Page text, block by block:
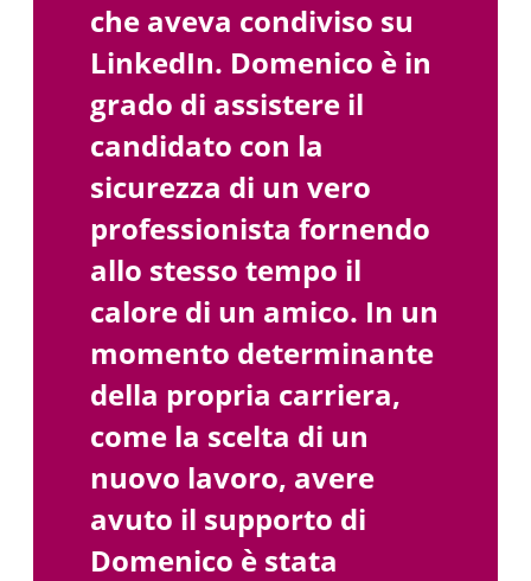
che aveva condiviso su
LinkedIn. Domenico è in
grado di assistere il
candidato con la
sicurezza di un vero
professionista fornendo
allo stesso tempo il
calore di un amico. In un
momento determinante
della propria carriera,
come la scelta di un
nuovo lavoro, avere
avuto il supporto di
Domenico è stata